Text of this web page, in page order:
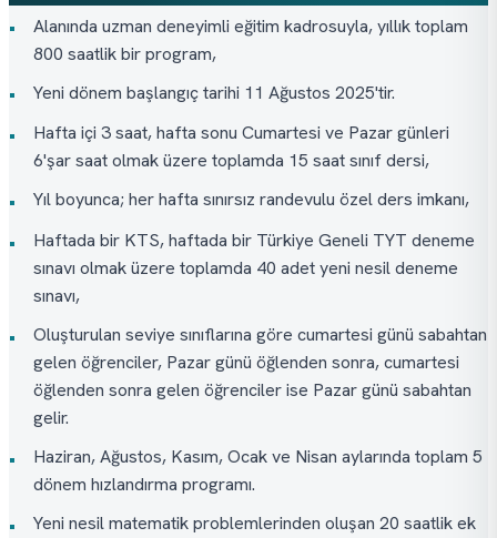
•
Alanında uzman deneyimli eğitim kadrosuyla, yıllık toplam
800 saatlik bir program,
•
Yeni dönem başlangıç tarihi 11 Ağustos 2025'tir.
•
Hafta içi 3 saat, hafta sonu Cumartesi ve Pazar günleri
6'şar saat olmak üzere toplamda 15 saat sınıf dersi,
•
Yıl boyunca; her hafta sınırsız randevulu özel ders imkanı,
•
Haftada bir KTS, haftada bir Türkiye Geneli TYT deneme
sınavı olmak üzere toplamda 40 adet yeni nesil deneme
sınavı,
•
Oluşturulan seviye sınıflarına göre cumartesi günü sabahtan
gelen öğrenciler, Pazar günü öğlenden sonra, cumartesi
öğlenden sonra gelen öğrenciler ise Pazar günü sabahtan
gelir.
•
Haziran, Ağustos, Kasım, Ocak ve Nisan aylarında toplam 5
dönem hızlandırma programı.
•
Yeni nesil matematik problemlerinden oluşan 20 saatlik ek